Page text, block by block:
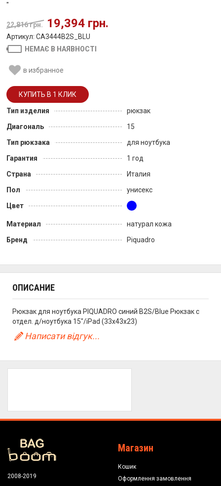
"
22,816 грн. 19,394 грн.
Артикул: CA3444B2S_BLU
НЕМАЄ В НАЯВНОСТІ
в избранное
Тип изделия
рюкзак
Диагональ
15
Тип рюкзака
для ноутбука
Гарантия
1 год
Страна
Италия
Пол
унисекс
Цвет
Материал
натурал кожа
Бренд
Piquadro
ОПИСАНИЕ
Рюкзак для ноутбука PIQUADRO синий B2S/Blue Рюкзак с
отдел. д/ноутбука 15"/iPad (33x43x23)
Написати відгук...
2008-2019
Магазин
Кошик
Оформлення замовлення